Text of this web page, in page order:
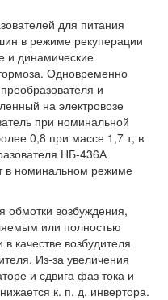
для питания
в режиме рекуперации
и динамические
Одновременно
и
на электровозе
при номинальной
0,8 при массе 1,7 т, в
НБ-436А
в номинальном режиме
обмотки возбуждения,
или полностью
качестве возбудителя
Из-за увеличения
и сдвига фаз тока и
к. п. д. инвертора.